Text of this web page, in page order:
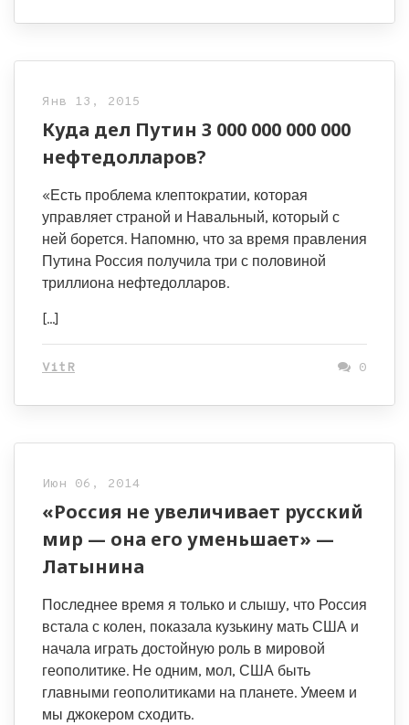
Янв 13, 2015
Куда дел Путин 3 000 000 000 000
нефтедолларов?
«Есть проблема клептократии, которая
управляет страной и Навальный, который с
ней борется. Напомню, что за время правления
Путина Россия получила три с половиной
триллиона нефтедолларов.
[…]
VitR 0
Июн 06, 2014
«Россия не увеличивает русский
мир — она его уменьшает» —
Латынина
Последнее время я только и слышу, что Россия
встала с колен, показала кузькину мать США и
начала играть достойную роль в мировой
геополитике. Не одним, мол, США быть
главными геополитиками на планете. Умеем и
мы джокером сходить.